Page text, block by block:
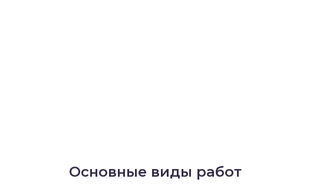
Основные виды работ